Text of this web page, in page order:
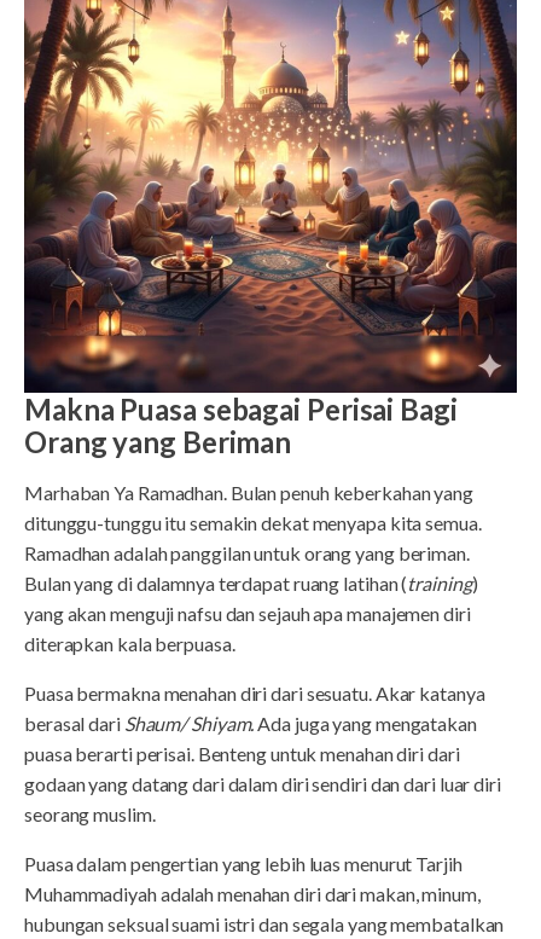
Makna Puasa sebagai Perisai Bagi
Orang yang Beriman
Marhaban Ya Ramadhan. Bulan penuh keberkahan yang
ditunggu-tunggu itu semakin dekat menyapa kita semua.
Ramadhan adalah panggilan untuk orang yang beriman.
Bulan yang di dalamnya terdapat ruang latihan (training)
yang akan menguji nafsu dan sejauh apa manajemen diri
diterapkan kala berpuasa.
Puasa bermakna menahan diri dari sesuatu. Akar katanya
berasal dari Shaum/ Shiyam. Ada juga yang mengatakan
puasa berarti perisai. Benteng untuk menahan diri dari
godaan yang datang dari dalam diri sendiri dan dari luar diri
seorang muslim.
Puasa dalam pengertian yang lebih luas menurut Tarjih
Muhammadiyah adalah menahan diri dari makan, minum,
hubungan seksual suami istri dan segala yang membatalkan